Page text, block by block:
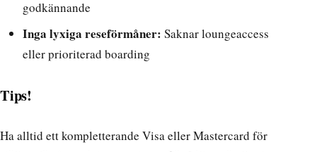
godkännande
Inga lyxiga reseförmåner: Saknar loungeaccess
eller prioriterad boarding
Tips!
Ha alltid ett kompletterande Visa eller Mastercard för